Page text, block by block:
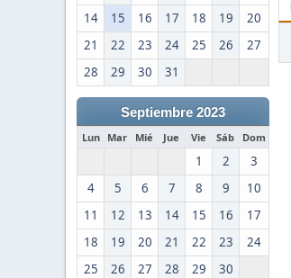
14
15 16 17 18 19
20
21
22 23 24 25 26
27
28
29 30 31
Septiembre 2023
Lun Mar Mié Jue Vie Sáb Dom
1 2
3
4
5 6 7 8 9
10
11
12 13 14 15 16
17
18
19 20 21 22 23
24
25
26 27 28 29 30